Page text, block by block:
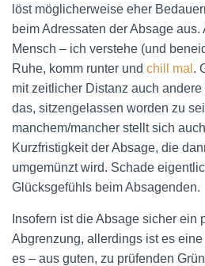
löst möglicherweise eher
beim Adressaten der Absage aus.
Mensch – ich verstehe (und
Ruhe, komm runter und chill mal .
mit zeitlicher Distanz auch
das, sitzengelassen worden zu
manchem/mancher stellt sich
Kurzfristigkeit der Absage, die
umgemünzt wird. Schade
Glücksgefühls beim Absagenden.
Insofern ist die Absage sicher ein
Abgrenzung, allerdings ist es eine
es – aus guten, zu prüfenden